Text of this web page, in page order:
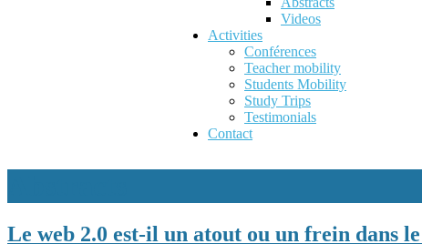
Videos
Activities
Conférences
Teacher mobility
Students Mobility
Study Trips
Testimonials
Contact
Le web 2.0 est-il un atout ou un frein dans